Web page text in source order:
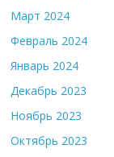
Март 2024
Февраль 2024
Январь 2024
Декабрь 2023
Ноябрь 2023
Октябрь 2023